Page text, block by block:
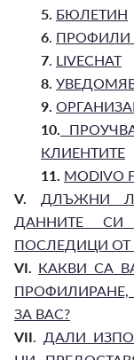
5. БЮЛЕТИН
6. ПРОФИЛИ
7. LIVECHAT
8.
9.
10.
КЛИЕНТИТЕ
11. MODIVO
V.
ДЛЪЖНИ
ДАННИТЕ
ПОСЛЕДИЦИ ОТ
VI. КАКВИ СА
ПРОФИЛИРАНЕ,
ЗА ВАС?
VII. ДАЛИ